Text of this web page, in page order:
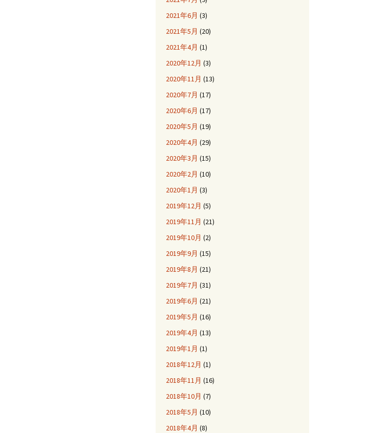
2021年6月 (3)
2021年5月 (20)
2021年4月 (1)
2020年12月 (3)
2020年11月 (13)
2020年7月 (17)
2020年6月 (17)
2020年5月 (19)
2020年4月 (29)
2020年3月 (15)
2020年2月 (10)
2020年1月 (3)
2019年12月 (5)
2019年11月 (21)
2019年10月 (2)
2019年9月 (15)
2019年8月 (21)
2019年7月 (31)
2019年6月 (21)
2019年5月 (16)
2019年4月 (13)
2019年1月 (1)
2018年12月 (1)
2018年11月 (16)
2018年10月 (7)
2018年5月 (10)
2018年4月 (8)